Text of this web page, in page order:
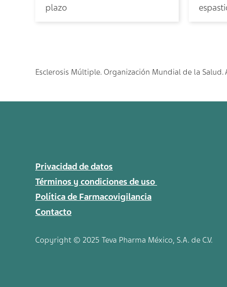
plazo
Esclerosis Múltiple. Organización Mundial de la
Privacidad de datos
Términos y condiciones de uso
Política de Farmacovigilancia
Contacto
Copyright © 2025 Teva Pharma México, S.A. de C.V.